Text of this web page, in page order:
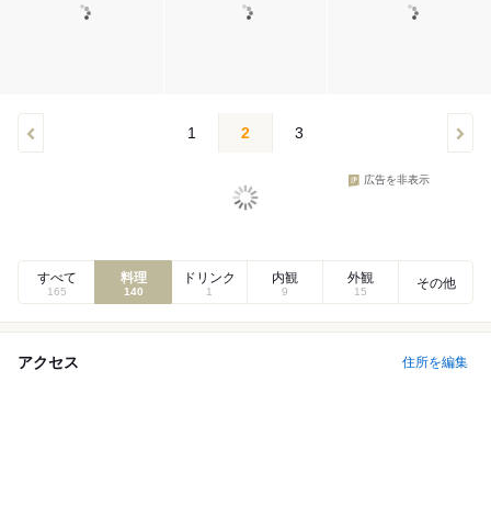
1 2 3
広告を非表示
すべて
165
料理
140
ドリンク
1
内観
9
外観
15
その他
アクセス 住所を編集